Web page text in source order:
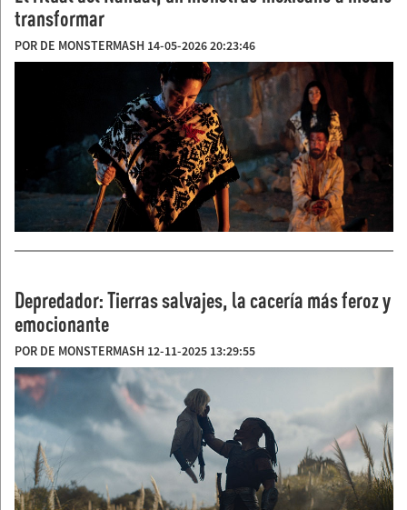
transformar
POR DE MONSTERMASH 14-05-2026 20:23:46
Depredador: Tierras salvajes, la cacería más feroz y
emocionante
POR DE MONSTERMASH 12-11-2025 13:29:55